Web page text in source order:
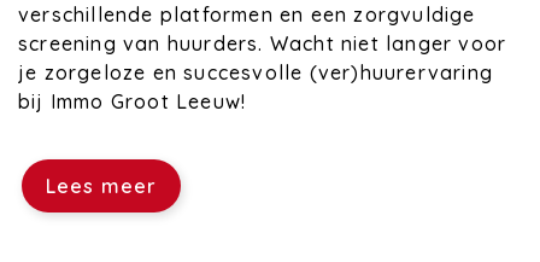
verschillende platformen en een zorgvuldige
screening van huurders. Wacht niet langer voor
je zorgeloze en succesvolle (ver)huurervaring
bij Immo Groot Leeuw!
Lees meer